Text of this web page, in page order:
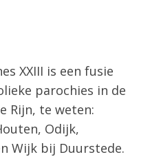
XXIII is een fusie
parochies in de
Rijn, te weten:
Odijk,
Wijk bij Duurstede.